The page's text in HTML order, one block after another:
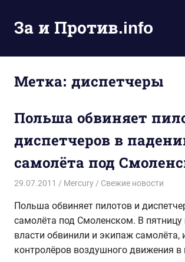
перейти
За и Против.info
мира
Метка: диспетчеры
Польша обвиняет
диспетчеров в
самолёта под
29.07.2011 Mercury Свежие новости
Польша обвиняет пилотов и
самолёта под Смоленском. В пятницу
власти обвинили и экипаж самолёта,
контролёров воздушного движения в